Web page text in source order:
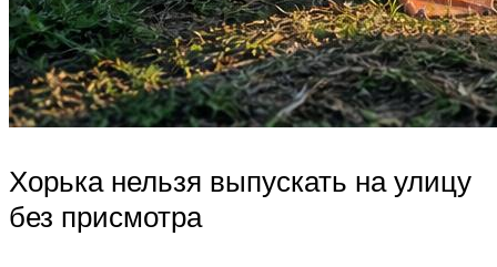
Хорька нельзя выпускать на улицу
без присмотра